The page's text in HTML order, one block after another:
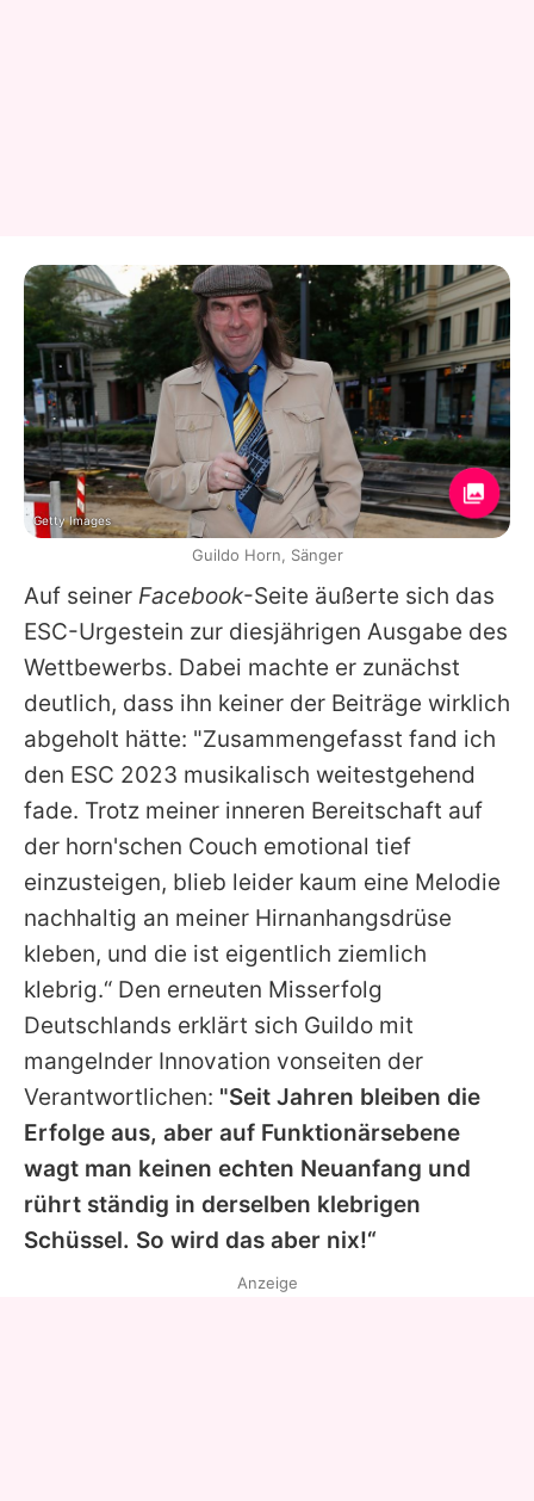
Auf seiner Facebook-Seite äußerte sich das
ESC-Urgestein zur diesjährigen Ausgabe des
Wettbewerbs. Dabei machte er zunächst
deutlich, dass ihn keiner der Beiträge wirklich
abgeholt hätte: "Zusammengefasst fand ich
den ESC 2023 musikalisch weitestgehend
fade. Trotz meiner inneren Bereitschaft auf
der horn'schen Couch emotional tief
einzusteigen, blieb leider kaum eine Melodie
nachhaltig an meiner Hirnanhangsdrüse
kleben, und die ist eigentlich ziemlich
klebrig.“ Den erneuten Misserfolg
Deutschlands erklärt sich Guildo mit
mangelnder Innovation vonseiten der
Verantwortlichen: "Seit Jahren bleiben die
Erfolge aus, aber auf Funktionärsebene
wagt man keinen echten Neuanfang und
rührt ständig in derselben klebrigen
Schüssel. So wird das aber nix!“
Getty Images
Guildo Horn, Sänger
Anzeige